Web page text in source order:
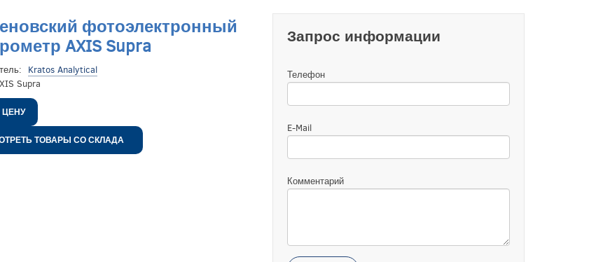
фотоэлектронный
AXIS Supra
Kratos Analytical
Supra
ЦЕНУ
ТОВАРЫ СО СКЛАДА
Запрос информации
Телефон
E-Mail
Комментарий